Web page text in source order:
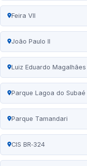
Feira VII
João Paulo II
Luiz Eduardo Magalhães
Parque Lagoa do Subaé
Parque Tamandari
CIS BR‑324